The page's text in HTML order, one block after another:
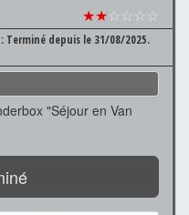
★★☆☆☆☆
Terminé depuis le 31/08/2025.
"Séjour en Van